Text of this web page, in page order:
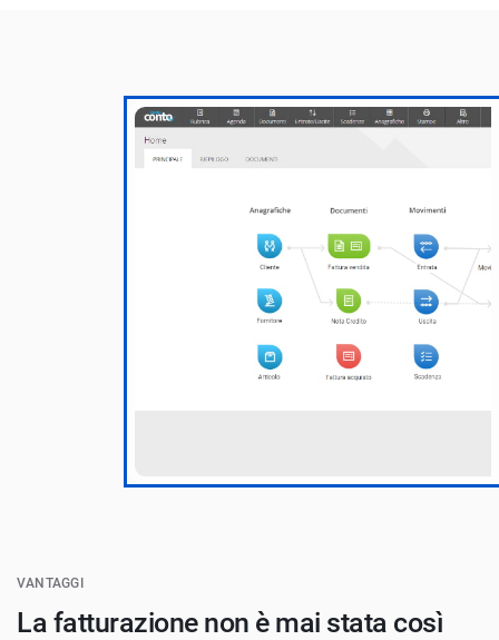
VANTAGGI
La fatturazione non è mai stata così